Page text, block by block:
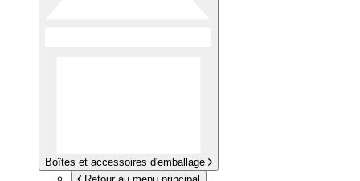
Boîtes et accessoires d'emballage